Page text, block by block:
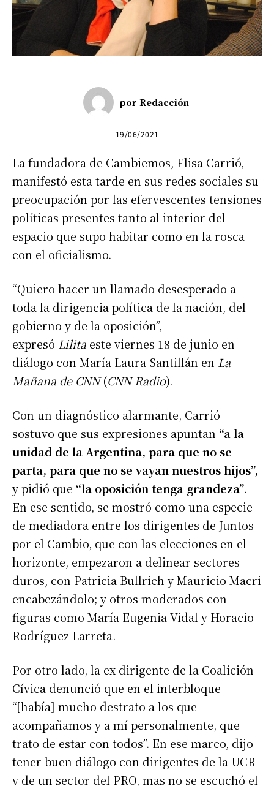
por Redacción
19/06/2021
La fundadora de Cambiemos, Elisa Carrió,
manifestó esta tarde en sus redes sociales su
preocupación por las efervescentes tensiones
políticas presentes tanto al interior del
espacio que supo habitar como en la rosca
con el oficialismo.
“Quiero hacer un llamado desesperado a
toda la dirigencia política de la nación, del
gobierno y de la oposición”,
expresó Lilita este viernes 18 de junio en
diálogo con María Laura Santillán en La
Mañana de CNN(CNN Radio).
Con un diagnóstico alarmante, Carrió
sostuvo que sus expresiones apuntan “a la
unidad de la Argentina, para que no se
parta, para que no se vayan nuestros hijos”,
y pidió que “la oposición tenga grandeza”.
En ese sentido, se mostró como una especie
de mediadora entre los dirigentes de Juntos
por el Cambio, que con las elecciones en el
horizonte, empezaron a delinear sectores
duros, con Patricia Bullrich y Mauricio Macri
encabezándolo; y otros moderados con
figuras como María Eugenia Vidal y Horacio
Rodríguez Larreta.
Por otro lado, la ex dirigente de la Coalición
Cívica denunció que en el interbloque
“[había] mucho destrato a los que
acompañamos y a mí personalmente, que
trato de estar con todos”. En ese marco, dijo
tener buen diálogo con dirigentes de la UCR
y de un sector del PRO, mas no se escuchó el